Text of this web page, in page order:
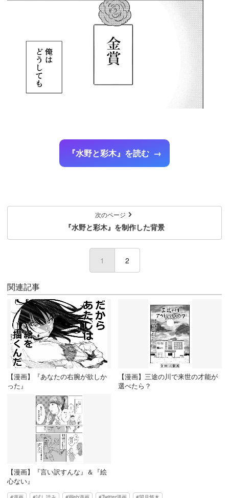
『水野と彩木』を読む
次のページ
『水野と彩木』を制作した背景
1 (current)
2
関連記事
【漫画】『あなたの右腕が欲しか
った』
【漫画】三途の川で来世の才能が
選べたら？
【漫画】『言い訳すんな』＆『絵
心ない』